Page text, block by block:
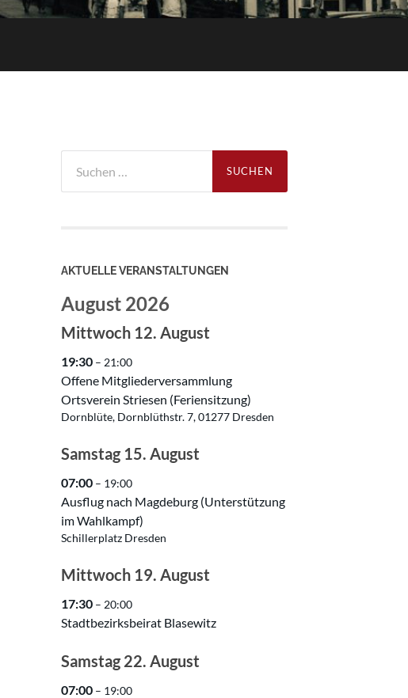
nach:
AKTUELLE VERANSTALTUNGEN
August 2026
Mittwoch 12. August
19:30 – 21:00
Offene Mitgliederversammlung
Ortsverein Striesen (Feriensitzung)
Dornblüte, Dornblüthstr. 7, 01277 Dresden
Samstag 15. August
07:00 – 19:00
Ausflug nach Magdeburg (Unterstützung
im Wahlkampf)
Schillerplatz Dresden
Mittwoch 19. August
17:30 – 20:00
Stadtbezirksbeirat Blasewitz
Samstag 22. August
07:00 – 19:00